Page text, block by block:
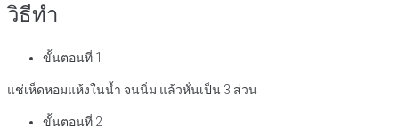
วิธีทำ
ขั้นตอนที่ 1
แช่เห็ดหอมแห้งในน้ำ จนนิ่ม แล้วหั่นเป็น 3 ส่วน
ขั้นตอนที่ 2